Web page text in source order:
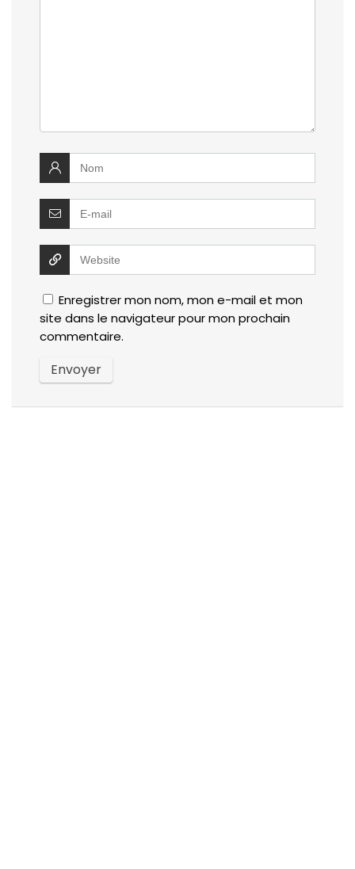
Enregistrer mon nom, mon e-mail et mon
site dans le navigateur pour mon prochain
commentaire.